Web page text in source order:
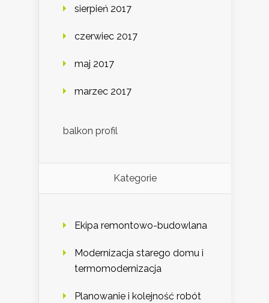
sierpień 2017
czerwiec 2017
maj 2017
marzec 2017
balkon profil
Kategorie
Ekipa remontowo-budowlana
Modernizacja starego domu i
termomodernizacja
Planowanie i kolejność robót